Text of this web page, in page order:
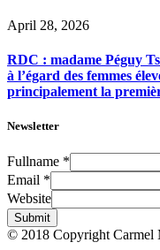
April 28, 2026
RDC : madame Péguy
à l’égard des femmes
principalement la
Newsletter
Fullname *
Email *
Website
Submit
© 2018 Copyright Carmel